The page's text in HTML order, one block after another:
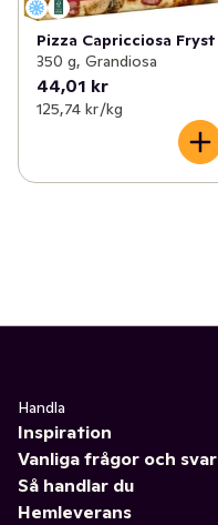
Pizza Capricciosa Fryst
350 g, Grandiosa
44,01 kr
125,74 kr /kg
Handla
Inspiration
Vanliga frågor och svar
Så handlar du
Hemleverans